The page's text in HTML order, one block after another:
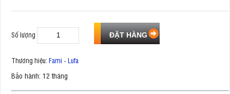
Số lượng
Thương hiệu: Fami - Lufa
Bảo hành: 12 tháng